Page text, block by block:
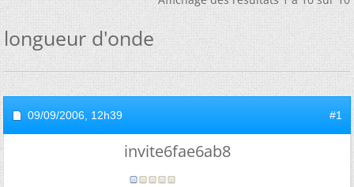
longueur d'onde
09/09/2006, 12h39 #1
invite6fae6ab8